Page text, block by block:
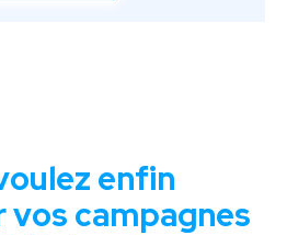
enfin
campagnes